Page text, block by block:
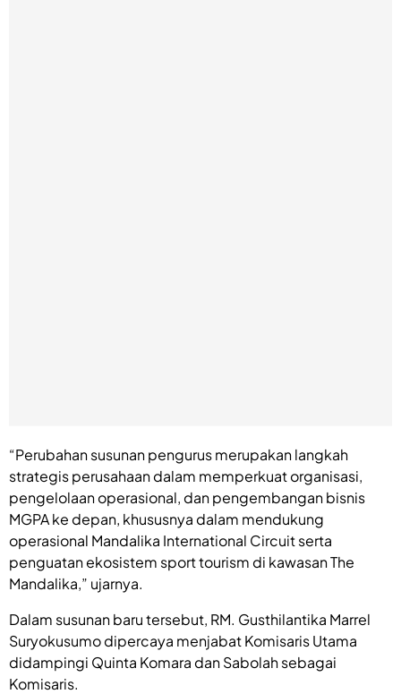
“Perubahan susunan pengurus merupakan langkah
strategis perusahaan dalam memperkuat organisasi,
pengelolaan operasional, dan pengembangan bisnis
MGPA ke depan, khususnya dalam mendukung
operasional Mandalika International Circuit serta
penguatan ekosistem sport tourism di kawasan The
Mandalika,” ujarnya.
Dalam susunan baru tersebut, RM. Gusthilantika Marrel
Suryokusumo dipercaya menjabat Komisaris Utama
didampingi Quinta Komara dan Sabolah sebagai
Komisaris.